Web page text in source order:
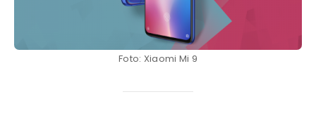
Foto: Xiaomi Mi 9